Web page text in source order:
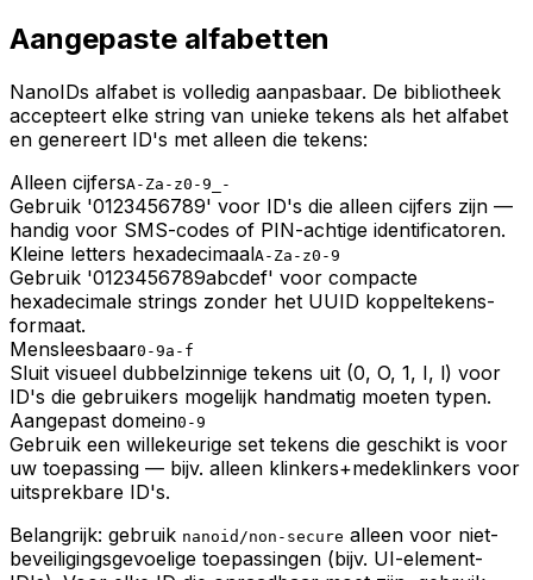
Aangepaste alfabetten
NanoIDs alfabet is volledig aanpasbaar. De bibliotheek
accepteert elke string van unieke tekens als het alfabet
en genereert ID's met alleen die tekens:
Alleen cijfersA-Za-z0-9_-
Gebruik '0123456789' voor ID's die alleen cijfers zijn —
handig voor SMS-codes of PIN-achtige identificatoren.
Kleine letters hexadecimaalA-Za-z0-9
Gebruik '0123456789abcdef' voor compacte
hexadecimale strings zonder het UUID koppeltekens-
formaat.
Mensleesbaar0-9a-f
Sluit visueel dubbelzinnige tekens uit (0, O, 1, I, l) voor
ID's die gebruikers mogelijk handmatig moeten typen.
Aangepast domein0-9
Gebruik een willekeurige set tekens die geschikt is voor
uw toepassing — bijv. alleen klinkers+medeklinkers voor
uitsprekbare ID's.
Belangrijk: gebruik nanoid/non-secure alleen voor niet-
beveiligingsgevoelige toepassingen (bijv. UI-element-